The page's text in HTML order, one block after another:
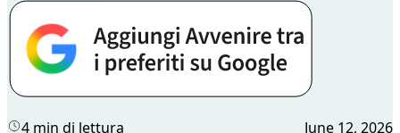
4 min di lettura June 12, 2026